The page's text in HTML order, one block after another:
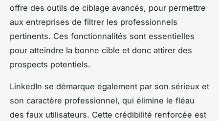
offre des outils de ciblage avancés, pour permettre
aux entreprises de filtrer les professionnels
pertinents. Ces fonctionnalités sont essentielles
pour atteindre la bonne cible et donc attirer des
prospects potentiels.
LinkedIn se démarque également par son sérieux et
son caractère professionnel, qui élimine le fléau
des faux utilisateurs. Cette crédibilité renforcée est